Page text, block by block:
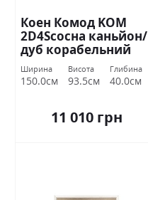
Коен Комод KOM
2D4Sсосна каньйон/
дуб корабельний
БРВ Україна
Ширина
150.0см
Висота
93.5см
Глибина
40.0см
11 010 грн